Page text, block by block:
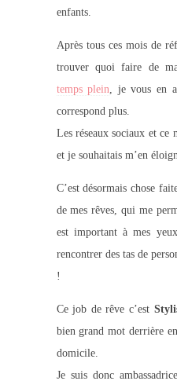
enfants.
Après tous ces mois de
trouver quoi faire de
temps plein , je vous en
correspond plus.
Les réseaux sociaux et ce
et je souhaitais m’en
C’est désormais chose
de mes rêves, qui me
est important à mes
rencontrer des tas de
!
Ce job de rêve c’est
bien grand mot derrière
domicile.
Je suis donc